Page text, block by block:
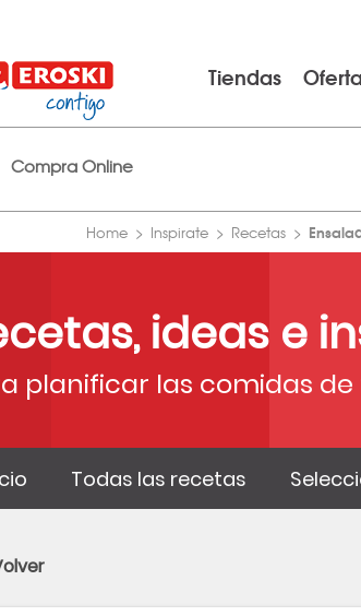
Tiendas
Compra Online
Home Inspirate Recetas
ideas e
planificar las comidas
Todas las recetas